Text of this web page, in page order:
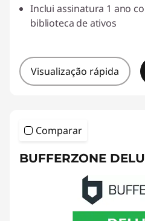
Inclui assinatura 1 ano
biblioteca de ativos
Visualização rápida
Comparar
BUFFERZONE